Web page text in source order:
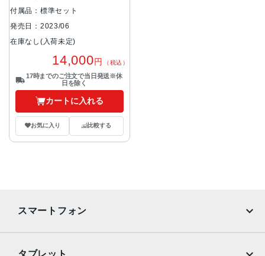
付属品：標準セット
発売日：2023/06
在庫なし(入荷未定)
14,000円 （税込）
17時までのご注文で当日発送※休
日を除く
カートに入れる
お気に入り 比較する
スマートフォン
タブレット